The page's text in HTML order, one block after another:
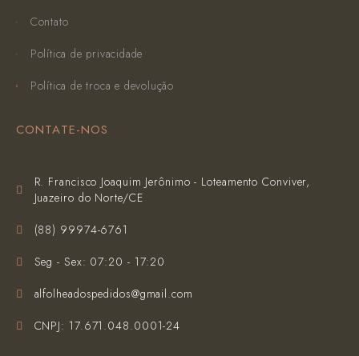
Contato
Política de privacidade
Política de troca e devolução
CONTATE-NOS
R. Francisco Joaquim Jerônimo - Loteamento Conviver,
Juazeiro do Norte/CE
(‪88) 99974-6761‬
Seg - Sex: 07:20 - 17:20
alfolheadospedidos@gmail.com
CNPJ: 17.671.048.0001-24